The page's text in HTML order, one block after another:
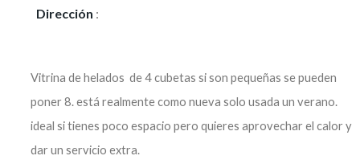
Dirección :
Vitrina de helados de 4 cubetas si son pequeñas se pueden
poner 8. está realmente como nueva solo usada un verano.
ideal si tienes poco espacio pero quieres aprovechar el calor y
dar un servicio extra.